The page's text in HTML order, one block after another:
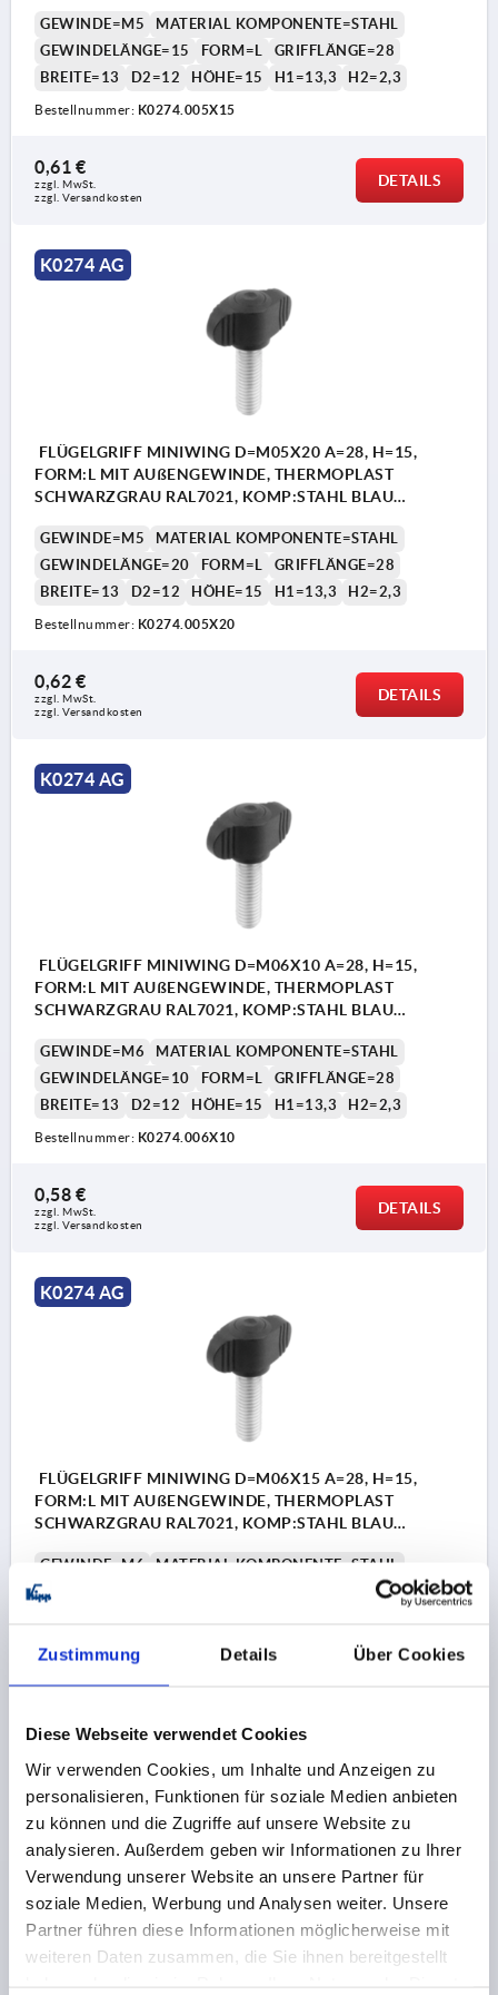
Zustimmung Details Über Cookies
Diese Webseite verwendet Cookies
Wir verwenden Cookies, um Inhalte und Anzeigen zu
personalisieren, Funktionen für soziale Medien anbieten
zu können und die Zugriffe auf unsere Website zu
analysieren. Außerdem geben wir Informationen zu Ihrer
Verwendung unserer Website an unsere Partner für
soziale Medien, Werbung und Analysen weiter. Unsere
Partner führen diese Informationen möglicherweise mit
weiteren Daten zusammen, die Sie ihnen bereitgestellt
GEWINDE=M5
MATERIAL KOMPONENTE=STAHL
GEWINDELÄNGE=15
FORM=L
GRIFFLÄNGE=28
BREITE=13
D2=12 HÖHE=15 H1=13,3 H2=2,3
Bestellnummer: K0274.005X15
0,61 €
zzgl. MwSt.
zzgl. Versandkosten
DETAILS
K0274 AG
FLÜGELGRIFF MINIWING D=M05X20 A=28, H=15,
FORM:L MIT AUßENGEWINDE, THERMOPLAST
SCHWARZGRAU RAL7021, KOMP:STAHL BLAU
GEWINDE=M5
MATERIAL KOMPONENTE=STAHL
GEWINDELÄNGE=20
FORM=L
GRIFFLÄNGE=28
BREITE=13
D2=12 HÖHE=15 H1=13,3 H2=2,3
Bestellnummer: K0274.005X20
0,62 €
zzgl. MwSt.
zzgl. Versandkosten
DETAILS
K0274 AG
FLÜGELGRIFF MINIWING D=M06X10 A=28, H=15,
FORM:L MIT AUßENGEWINDE, THERMOPLAST
SCHWARZGRAU RAL7021, KOMP:STAHL BLAU
GEWINDE=M6
MATERIAL KOMPONENTE=STAHL
GEWINDELÄNGE=10
FORM=L
GRIFFLÄNGE=28
BREITE=13
D2=12 HÖHE=15 H1=13,3 H2=2,3
Bestellnummer: K0274.006X10
0,58 €
zzgl. MwSt.
zzgl. Versandkosten
DETAILS
K0274 AG
FLÜGELGRIFF MINIWING D=M06X15 A=28, H=15,
FORM:L MIT AUßENGEWINDE, THERMOPLAST
SCHWARZGRAU RAL7021, KOMP:STAHL BLAU
GEWINDE=M6
MATERIAL KOMPONENTE=STAHL
GEWINDELÄNGE=15
GRIFFLÄNGE=28
Bestellnummer:K0274.006X15
zzgl. Versandkosten
K0274 AG